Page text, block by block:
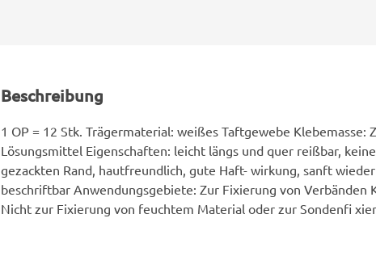
Beschreibung
1 OP = 12 Stk. Trägermaterial: weißes Taftgewebe Klebemasse:
Lösungsmittel Eigenschaften: leicht längs und quer reißbar,
gezackten Rand, hautfreundlich, gute Haft- wirkung, sanft wieder
beschriftbar Anwendungsgebiete: Zur Fixierung von Verbänden
Nicht zur Fixierung von feuchtem Material oder zur Sondenfi